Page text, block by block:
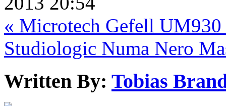
« Microtech Gefell
Studiologic Numa Nero
Written By: Tobias